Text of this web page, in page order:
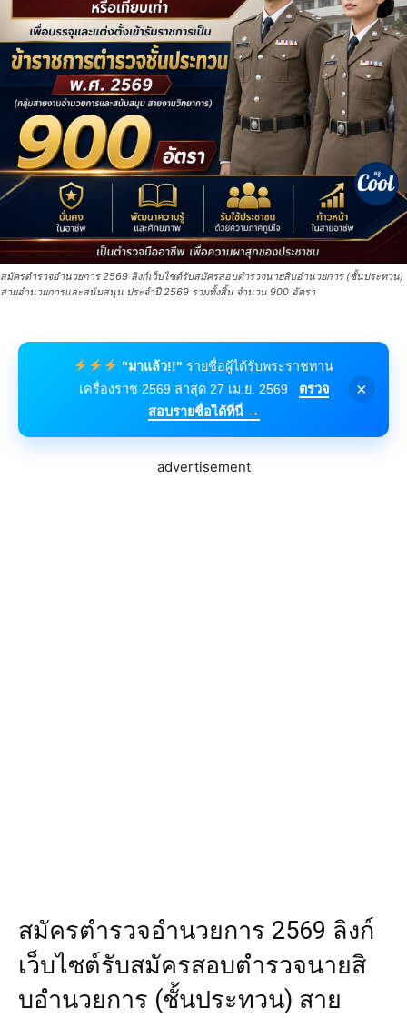
สมัครตํารวจอํานวยการ 2569 ลิงก์เว็บไซต์รับสมัครสอบตํารวจนายสิบอํานวยการ (ชั้นประทวน)
สายอำนวยการและสนับสนุน ประจำปี 2569 รวมทั้งสิ้น จำนวน 900 อัตรา
"มาแล้ว!!" รายชื่อผู้ได้รับพระราชทาน
เครื่องราช 2569 ล่าสุด 27 เม.ย. 2569
ตรวจ
สอบรายชื่อได้ที่นี่ →
×
advertisement
สมัครตํารวจอํานวยการ 2569 ลิงก์
เว็บไซต์รับสมัครสอบตํารวจนายสิ
บอํานวยการ (ชั้นประทวน) สาย